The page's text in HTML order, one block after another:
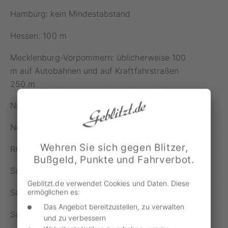
Hamburg: kein Mindestabstand
Hessen: 100 m
Mecklenburg-Vorpommern: üblicherweise 100
m auf Autobahnen und auf Kraftfahrstraßen
250 m
Niedersachsen: 150 m
Nordrhein-Westfalen: kein Mindestabstand
Rheinland-Pfalz: 100 m
Saarland: kein Mindestabstand
Sachsen: 150 m
Sachsen-Anhalt: 100 m
Wehren Sie sich gegen Blitzer,
Bußgeld, Punkte und Fahrverbot.
Geblitzt.de verwendet Cookies und Daten. Diese
ermöglichen es:
Das Angebot bereitzustellen, zu verwalten
und zu verbessern